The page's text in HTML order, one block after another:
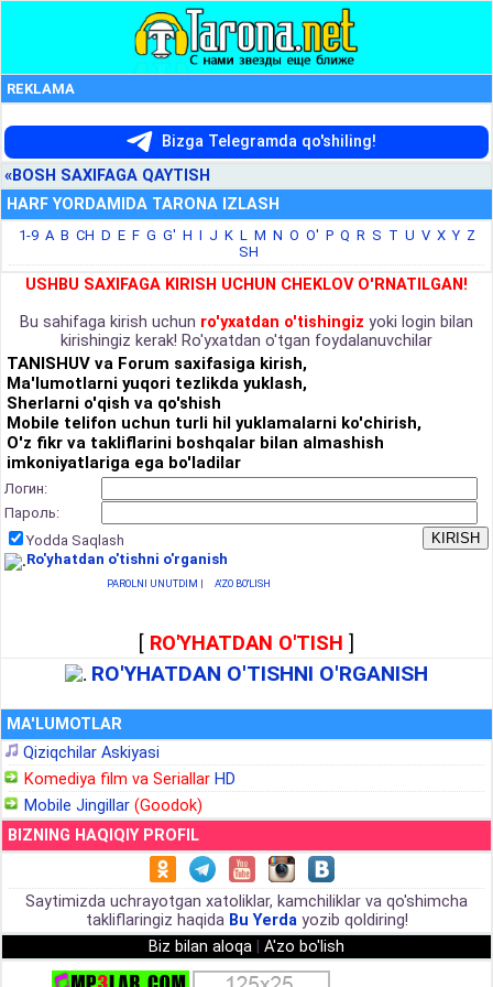
REKLAMA
Bizga Telegramda qo'shiling!
«BOSH SAXIFAGA QAYTISH
HARF YORDAMIDA TARONA IZLASH
1-9 A B CH D E F G G' H I J K L M N O O' P Q R S T U V X Y Z
SH
USHBU SAXIFAGA KIRISH UCHUN CHEKLOV O'RNATILGAN!
Bu sahifaga kirish uchun ro'yxatdan o'tishingiz yoki login bilan
kirishingiz kerak! Ro'yxatdan o'tgan foydalanuvchilar
TANISHUV va Forum saxifasiga kirish,
Ma'lumotlarni yuqori tezlikda yuklash,
Sherlarni o'qish va qo'shish
Mobile telifon uchun turli hil yuklamalarni ko'chirish,
O'z fikr va takliflarini boshqalar bilan almashish
imkoniyatlariga ega bo'ladilar
Логин:
Пароль:
Yodda Saqlash
Ro'yhatdan o'tishni o'rganish
PAROLNI UNUTDIM | A'ZO BO'LISH
[ RO'YHATDAN O'TISH ]
RO'YHATDAN O'TISHNI O'RGANISH
MA'LUMOTLAR
Qiziqchilar Askiyasi
Komediya film va Seriallar HD
Mobile Jingillar (Goodok)
BIZNING HAQIQIY PROFIL
Saytimizda uchrayotgan xatoliklar, kamchiliklar va qo'shimcha
takliflaringiz haqida Bu Yerdayozib qoldiring!
Biz bilan aloqa
A'zo bo'lish